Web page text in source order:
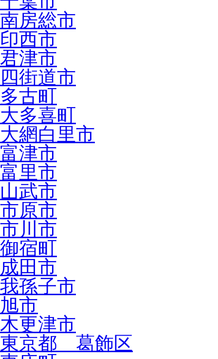
南房総市
印西市
君津市
四街道市
多古町
大多喜町
大網白里市
富津市
富里市
山武市
市原市
市川市
御宿町
成田市
我孫子市
旭市
木更津市
東京都 葛飾区